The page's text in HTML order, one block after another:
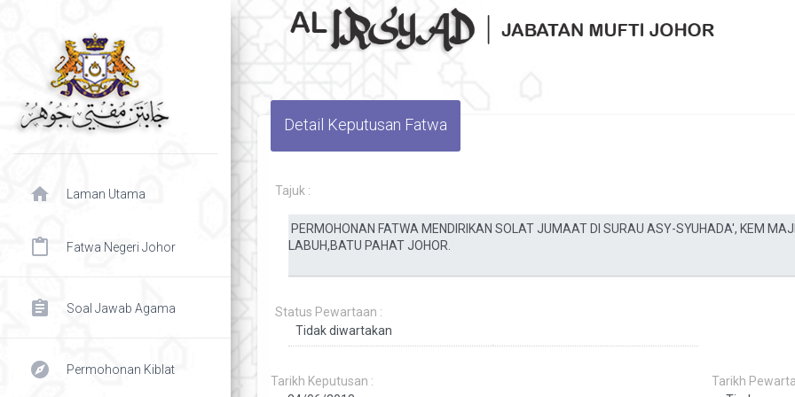
home Laman Utama
content_paste Fatwa Negeri Johor
assignment Soal Jawab Agama
explore Permohonan Kiblat
Detail Keputusan Fatwa
Tajuk :
Status Pewartaan :
Tarikh Keputusan : Tarikh